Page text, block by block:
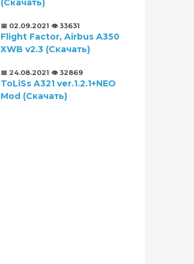
(Скачать)
📅 02.09.2021 👁️ 33631
Flight Factor, Airbus A350
XWB v2.3 (Скачать)
📅 24.08.2021 👁️ 32869
ToLiSs A321 ver.1.2.1+NEO
Mod (Скачать)